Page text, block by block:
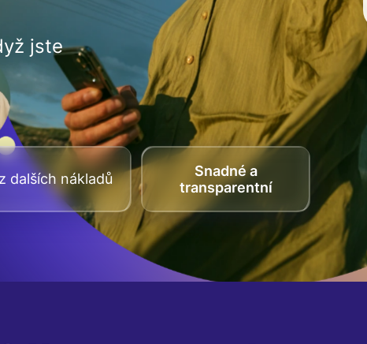
jste
dalších nákladů
Snadné a
transparentní